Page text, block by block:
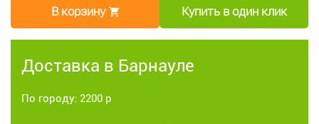
В корзину Купить в один клик
Доставка в Барнауле
По городу: 2200 р